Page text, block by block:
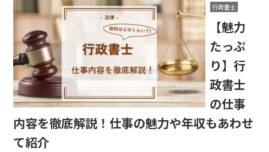
行政書士
【魅力
たっぷ
り】行
政書士
の仕事
内容を徹底解説！仕事の魅力や年収もあわせ
て紹介